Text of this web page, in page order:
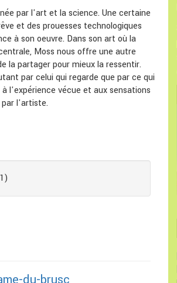
par l'art et la science. Une certaine
et des prouesses technologiques
à son oeuvre. Dans son art où la
Moss nous offre une autre
la partager pour mieux la ressentir.
par celui qui regarde que par ce qui
l'expérience vécue et aux sensations
par l'artiste.